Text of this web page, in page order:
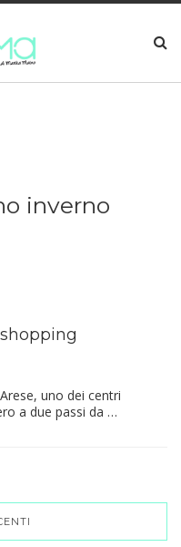
inverno
uno dei centri
a due passi da …